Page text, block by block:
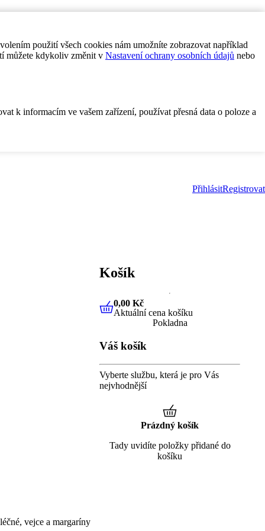
použití všech cookies nám umožníte zobrazovat například
můžete kdykoliv změnit v Nastavení ochrany osobních údajů nebo
k informacím ve vašem zařízení, používat přesná data o poloze a
PřihlásitRegistrovat
vejce a margaríny
Košík
0,00 KčAktuální cena košíku
0,00 Kč
Aktuální cena košíku
Pokladna
Váš košík
Vyberte službu, která je pro Vás
nejvhodnější
Prázdný košík
Tady uvidíte položky přidané do
košíku